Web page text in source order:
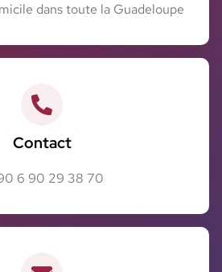
dans toute la Guadeloupe
Contact
6 90 29 38 70